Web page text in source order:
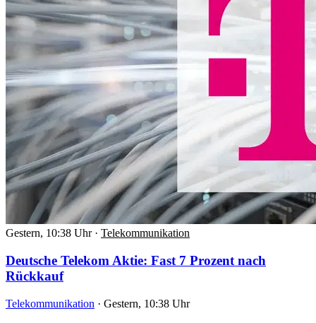
Gestern, 10:38 Uhr · Telekommunikation
Deutsche Telekom Aktie: Fast 7 Prozent nach
Rückkauf
Telekommunikation · Gestern, 10:38 Uhr